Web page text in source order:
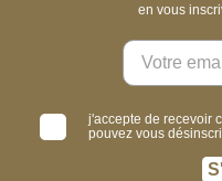
en vous
j'accepte de recevoir
pouvez vous